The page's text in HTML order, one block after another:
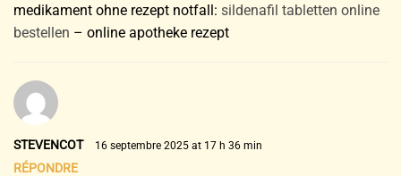
medikament ohne rezept notfall: sildenafil tabletten online
bestellen – online apotheke rezept
STEVENCOT 16 septembre 2025 at 17 h 36 min
RÉPONDRE